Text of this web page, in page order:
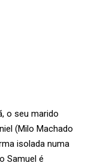
o seu marido
(Milo Machado
isolada numa
Samuel é